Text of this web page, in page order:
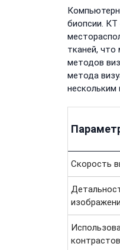
биопсии.
тканей,
методов
метода
Скорость
контрастов